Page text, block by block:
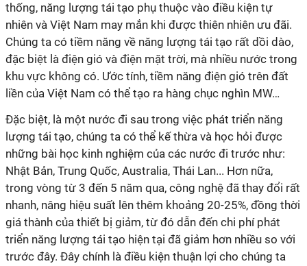
thống, năng lượng tái tạo phụ thuộc vào điều kiện tự
nhiên và Việt Nam may mắn khi được thiên nhiên ưu đãi.
Chúng ta có tiềm năng về năng lượng tái tạo rất dồi dào,
đặc biệt là điện gió và điện mặt trời, mà nhiều nước trong
khu vực không có. Ước tính, tiềm năng điện gió trên đất
liền của Việt Nam có thể tạo ra hàng chục nghìn MW…
Đặc biệt, là một nước đi sau trong việc phát triển năng
lượng tái tạo, chúng ta có thể kế thừa và học hỏi được
những bài học kinh nghiệm của các nước đi trước như:
Nhật Bản, Trung Quốc, Australia, Thái Lan... Hơn nữa,
trong vòng từ 3 đến 5 năm qua, công nghệ đã thay đổi rất
nhanh, nâng hiệu suất lên thêm khoảng 20-25%, đồng thời
giá thành của thiết bị giảm, từ đó dẫn đến chi phí phát
triển năng lượng tái tạo hiện tại đã giảm hơn nhiều so với
trước đây. Đây chính là điều kiện thuận lợi cho chúng ta